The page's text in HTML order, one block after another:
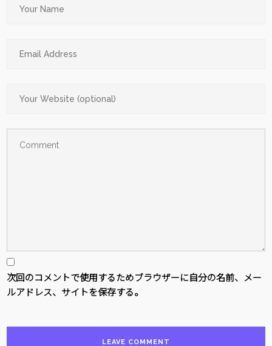
次回のコメントで使用するためブラウザーに自分の名前、メー
ルアドレス、サイトを保存する。